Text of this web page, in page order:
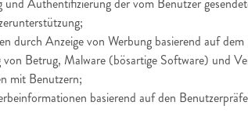
durch Anzeige von Werbung basierend auf
Betrug, Malware (bösartige Software) und
mit Benutzern;
basierend auf den